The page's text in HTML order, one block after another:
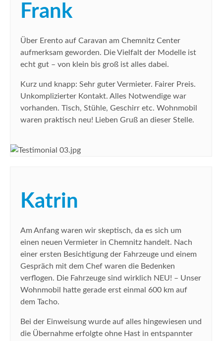
Frank
Über Erento auf Caravan am Chemnitz Center
aufmerksam geworden. Die Vielfalt der Modelle ist
echt gut – von klein bis groß ist alles dabei.
Kurz und knapp: Sehr guter Vermieter. Fairer Preis.
Unkomplizierter Kontakt. Alles Notwendige war
vorhanden. Tisch, Stühle, Geschirr etc. Wohnmobil
waren praktisch neu! Lieben Gruß an dieser Stelle.
Katrin
Am Anfang waren wir skeptisch, da es sich um
einen neuen Vermieter in Chemnitz handelt. Nach
einer ersten Besichtigung der Fahrzeuge und einem
Gespräch mit dem Chef waren die Bedenken
verflogen. Die Fahrzeuge sind wirklich NEU! – Unser
Wohnmobil hatte gerade erst einmal 600 km auf
dem Tacho.
Bei der Einweisung wurde auf alles hingewiesen und
die Übernahme erfolgte ohne Hast in entspannter